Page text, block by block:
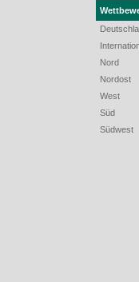
Nord
Nordost
West
Süd
Südwest